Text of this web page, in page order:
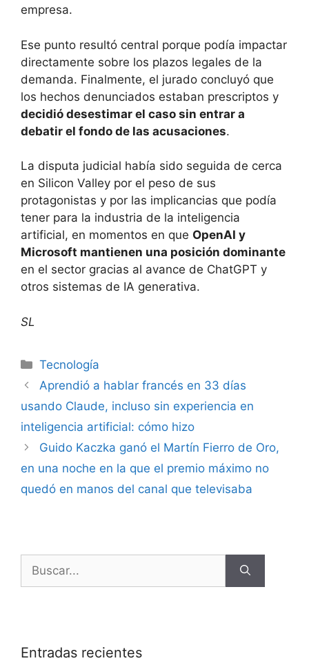
empresa.
Ese punto resultó central porque podía impactar
directamente sobre los plazos legales de la
demanda. Finalmente, el jurado concluyó que
los hechos denunciados estaban prescriptos y
decidió desestimar el caso sin entrar a
debatir el fondo de las acusaciones.
La disputa judicial había sido seguida de cerca
en Silicon Valley por el peso de sus
protagonistas y por las implicancias que podía
tener para la industria de la inteligencia
artificial, en momentos en que OpenAI y
Microsoft mantienen una posición dominante
en el sector gracias al avance de ChatGPT y
otros sistemas de IA generativa.
SL
Tecnología
Aprendió a hablar francés en 33 días
usando Claude, incluso sin experiencia en
inteligencia artificial: cómo hizo
Guido Kaczka ganó el Martín Fierro de Oro,
en una noche en la que el premio máximo no
quedó en manos del canal que televisaba
Entradas recientes